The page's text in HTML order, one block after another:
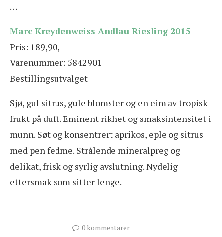
…
Marc Kreydenweiss Andlau Riesling 2015
Pris: 189,90,-
Varenummer: 5842901
Bestillingsutvalget
Sjø, gul sitrus, gule blomster og en eim av tropisk
frukt på duft. Eminent rikhet og smaksintensitet i
munn. Søt og konsentrert aprikos, eple og sitrus
med pen fedme. Strålende mineralpreg og
delikat, frisk og syrlig avslutning. Nydelig
ettersmak som sitter lenge.
0 kommentarer